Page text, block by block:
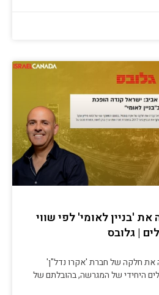
'בניין לאומי' לפי שווי
חלקה של חברת 'אקרו נדל"ן'
היחידי של המגרשה, בהובלתם של